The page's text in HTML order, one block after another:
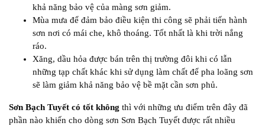
khả năng bảo vệ của màng sơn giảm.
Mùa mưa để đảm bảo điều kiện thi công sẽ phải tiến hành
sơn nơi có mái che, khô thoáng. Tốt nhất là khi trời nắng
ráo.
Xăng, dầu hỏa được bán trên thị trường đôi khi có lẫn
những tạp chất khác khi sử dụng làm chất để pha loãng sơn
sẽ làm giảm khả năng bảo vệ bề mặt cần sơn phủ.
Sơn Bạch Tuyết có tốt không thì với những ưu điểm trên đây đã
phần nào khiến cho dòng sơn Sơn Bạch Tuyết được rất nhiều